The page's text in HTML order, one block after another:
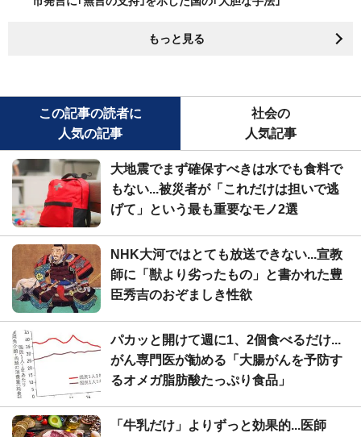
もっと見る
この記事の読者に
人気の記事
社会の
人気記事
大地震でまず確保すべきは水でも食料で
もない...被災者が「これだけは担いで逃
げて」という最も重要なモノ2選
NHK大河ではとても放送できない...宣教
師に「獣より劣ったもの」と書かれた豊
臣秀吉のおぞましき性欲
パカッと開けて週に1、2個食べるだけ...
がん専門医が勧める「大腸がんを予防す
るオメガ脂肪酸たっぷり食品」
「牛乳だけ」よりずっと効果的...医師